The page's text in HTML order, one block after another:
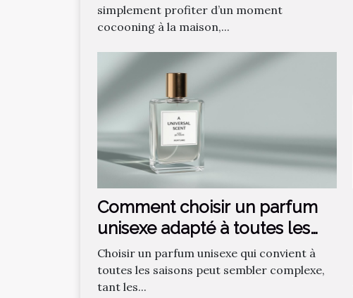
simplement profiter d’un moment
cocooning à la maison,...
Comment choisir un parfum
unisexe adapté à toutes les
saisons ?
Choisir un parfum unisexe qui convient à
toutes les saisons peut sembler complexe,
tant les...